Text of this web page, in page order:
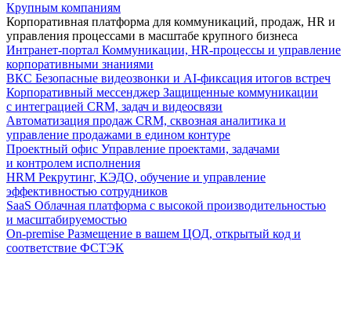
Крупным компаниям
Корпоративная платформа для коммуникаций, продаж, HR и
управления процессами в масштабе крупного бизнеса
Интранет-портал Коммуникации, HR-процессы и управление
корпоративными знаниями
ВКС Безопасные видеозвонки и AI-фиксация итогов встреч
Корпоративный мессенджер Защищенные коммуникации
с интеграцией CRM, задач и видеосвязи
Автоматизация продаж CRM, сквозная аналитика и
управление продажами в едином контуре
Проектный офис Управление проектами, задачами
и контролем исполнения
HRM Рекрутинг, КЭДО, обучение и управление
эффективностью сотрудников
SaaS Облачная платформа с высокой производительностью
и масштабируемостью
On-premise Размещение в вашем ЦОД, открытый код и
соответствие ФСТЭК